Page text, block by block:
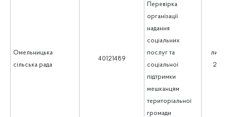
Омельницька
сільська рада
40121489
Перевірка
організації
надання
соціальних
послуг та
соціальної
підтримки
мешканцям
територіальної
громади